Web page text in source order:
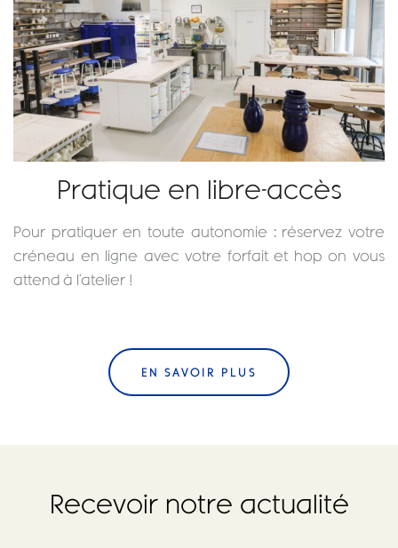
Pratique en libre-accès
Pour pratiquer en toute autonomie : réservez votre
créneau en ligne avec votre forfait et hop on vous
attend à l’atelier !
EN SAVOIR PLUS
Recevoir notre actualité